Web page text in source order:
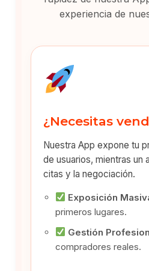
experiencia de
¿Necesitas
Nuestra App expone tu
de usuarios, mientras un
citas y la negociación.
Exposición
primeros lugares.
Gestión
compradores reales.